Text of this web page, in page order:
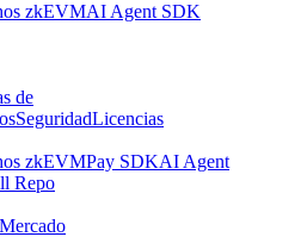
zkEVMAI Agent SDK
de
SeguridadLicencias
zkEVMPay SDKAI Agent
Repo
Mercado